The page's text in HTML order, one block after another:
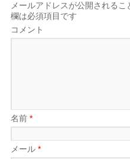
メールアドレスが公開されるこ
欄は必須項目です
コメント
名前*
メール*